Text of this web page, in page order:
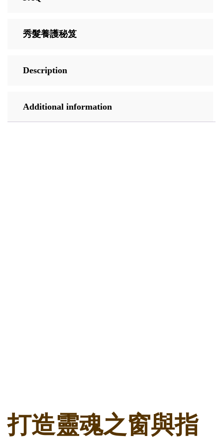
秀髮養護秘笈
Description
Additional information
打造靈魂之窗與指